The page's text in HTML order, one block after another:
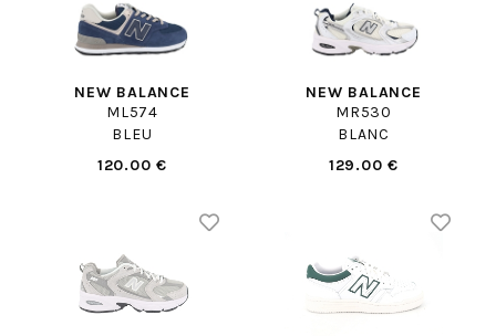
NEW BALANCE
ML574
BLEU
120.00 €
NEW BALANCE
MR530
BLANC
129.00 €